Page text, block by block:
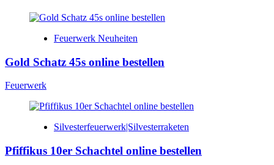
Feuerwerk Neuheiten
Gold Schatz 45s online bestellen
Feuerwerk
Silvesterfeuerwerk|Silvesterraketen
Pfiffikus 10er Schachtel online bestellen